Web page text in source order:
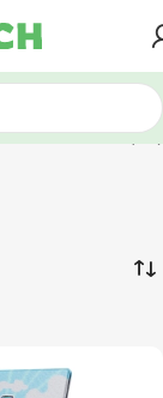
Показаны все (11)